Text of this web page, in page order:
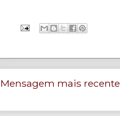
Mensagem mais recente